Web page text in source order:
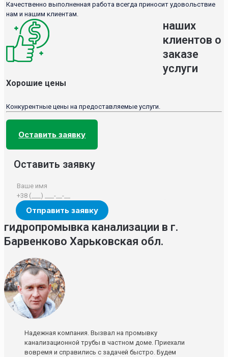
Качественно выполненная работа всегда приносит удовольствие
нам и нашим клиентам.
Хорошие цены
Конкурентные цены на предоставляемые услуги.
Оставить заявку
Оставить заявку
наших
клиентов о
заказе
услуги
гидропромывка канализации в г.
Барвенково Харьковская обл.
Надежная компания. Вызвал на промывку
канализационной трубы в частном доме. Приехали
вовремя и справились с задачей быстро. Будем